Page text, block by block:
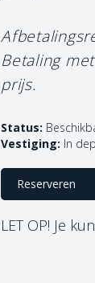
Betaling
prijs.
Status:
Vestiging: In
Reserveren
LET OP! Je